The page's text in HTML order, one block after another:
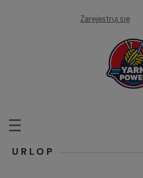
Zarejestruj się
URLOP